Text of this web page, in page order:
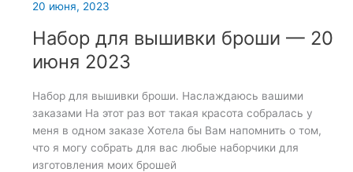
20 июня, 2023
Набор для вышивки броши — 20
июня 2023
Набор для вышивки броши. Наслаждаюсь вашими
заказами На этот раз вот такая красота собралась у
меня в одном заказе Хотела бы Вам напомнить о том,
что я могу собрать для вас любые наборчики для
изготовления моих брошей